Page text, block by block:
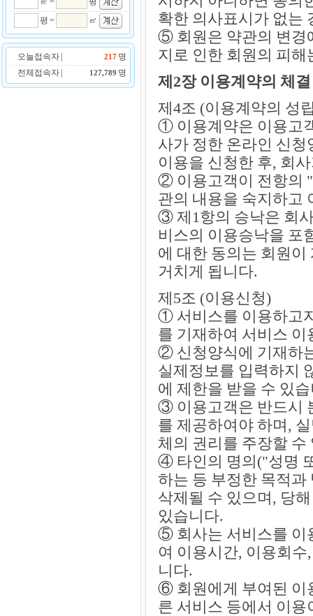
평 =
㎡
오늘접속자 | 217명
전체접속자 |
127,789 명
확한 의사표시가 없는
⑤ 회원은 약관의 변경
지로 인한 회원의 피
제2장 이용계약의 체결
제4조 (이용계약의 성
① 이용계약은 이용고
사가 정한 온라인 신
이용을 신청한 후, 회
② 이용고객이 전항의
관의 내용을 숙지하고
③ 제1항의 승낙은 회
비스의 이용승낙을 포
에 대한 동의는 회원
거치게 됩니다.
제5조 (이용신청)
① 서비스를 이용하고
를 기재하여 서비스
② 신청양식에 기재하
실제정보를 입력하지
에 제한을 받을 수 있
③ 이용고객은 반드시
를 제공하여야 하며,
체의 권리를 주장할 수
④ 타인의 명의("성명
하는 등 부정한 목적
삭제될 수 있으며, 당
있습니다.
⑤ 회사는 서비스를 이
여 이용시간, 이용회
니다.
⑥ 회원에게 부여된 이
른 서비스 등에서 이용